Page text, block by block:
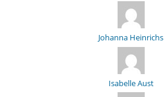
Johanna Heinrichs
Isabelle Aust